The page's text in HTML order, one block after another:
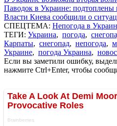
Паводок в Украине: подтоплены
Власти Киева сообщили о
СПЕЦТЕМА: Непогода в
ТЕГИ: Украина, погода,
Карпаты, снегопад, непогода,
Украине, погода Украина,
Если вы заметили ошибку,
нажмите Ctrl+Enter, чтобы